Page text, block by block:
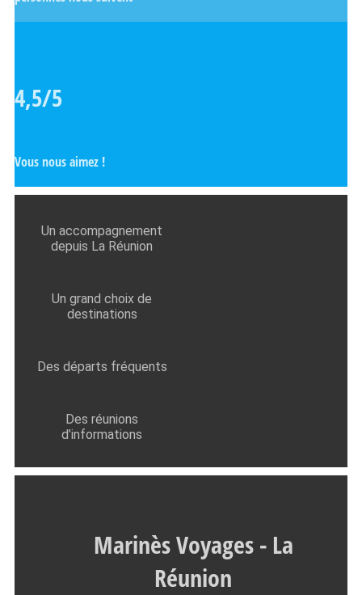
4,5/5
Vous nous aimez !
Un accompagnement
depuis La Réunion
Un grand choix de
destinations
Des départs fréquents
Des réunions
d’informations
Marinès Voyages - La
Réunion